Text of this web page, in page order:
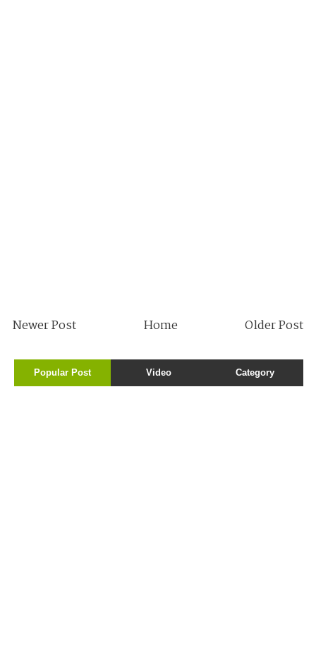
Newer Post Older Post
Home
Popular Post Video Category